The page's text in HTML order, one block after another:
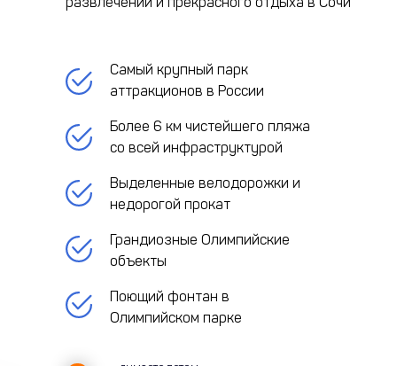
Самый крупный парк
аттракционов в России
Более 6 км чистейшего пляжа
со всей инфраструктурой
Выделенные велодорожки и
недорогой прокат
Грандиозные Олимпийские
объекты
Поющий фонтан в
Олимпийском парке